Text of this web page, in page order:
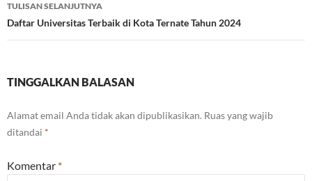
TULISAN SELANJUTNYA
Daftar Universitas Terbaik di Kota Ternate Tahun 2024
TINGGALKAN BALASAN
Alamat email Anda tidak akan dipublikasikan. Ruas yang wajib
ditandai *
Komentar *